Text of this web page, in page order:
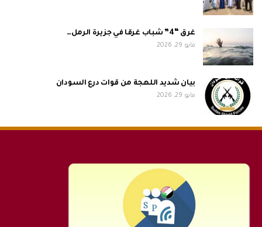
غرق “4” شباب غرقا في جزيرة الرمل…
مايو 29, 2026
بيان شديد اللهجة من قوات درع السودان
مايو 29, 2026